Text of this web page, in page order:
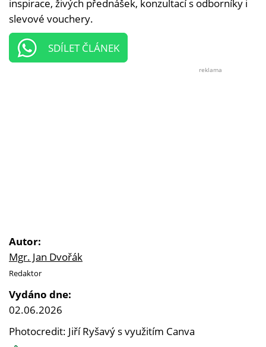
inspirace, živých přednášek, konzultací s odborníky i
slevové vouchery.
SDÍLET ČLÁNEK
reklama
Autor:
Mgr. Jan Dvořák
Redaktor
Vydáno dne:
02.06.2026
Photocredit: Jiří Ryšavý s využitím Canva